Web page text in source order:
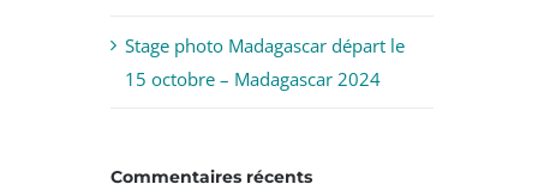
Stage photo Madagascar départ le
15 octobre – Madagascar 2024
Commentaires récents